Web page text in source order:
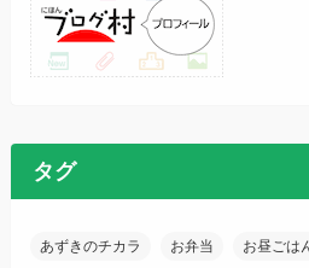
タグ
あずきのチカラ お弁当 お昼ごは